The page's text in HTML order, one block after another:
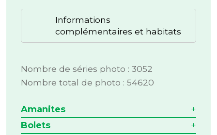
RÉPERTOIRE
Informations
complémentaires et habitats
Nombre de séries photo : 3052
Nombre total de photo : 54620
Amanites
Bolets